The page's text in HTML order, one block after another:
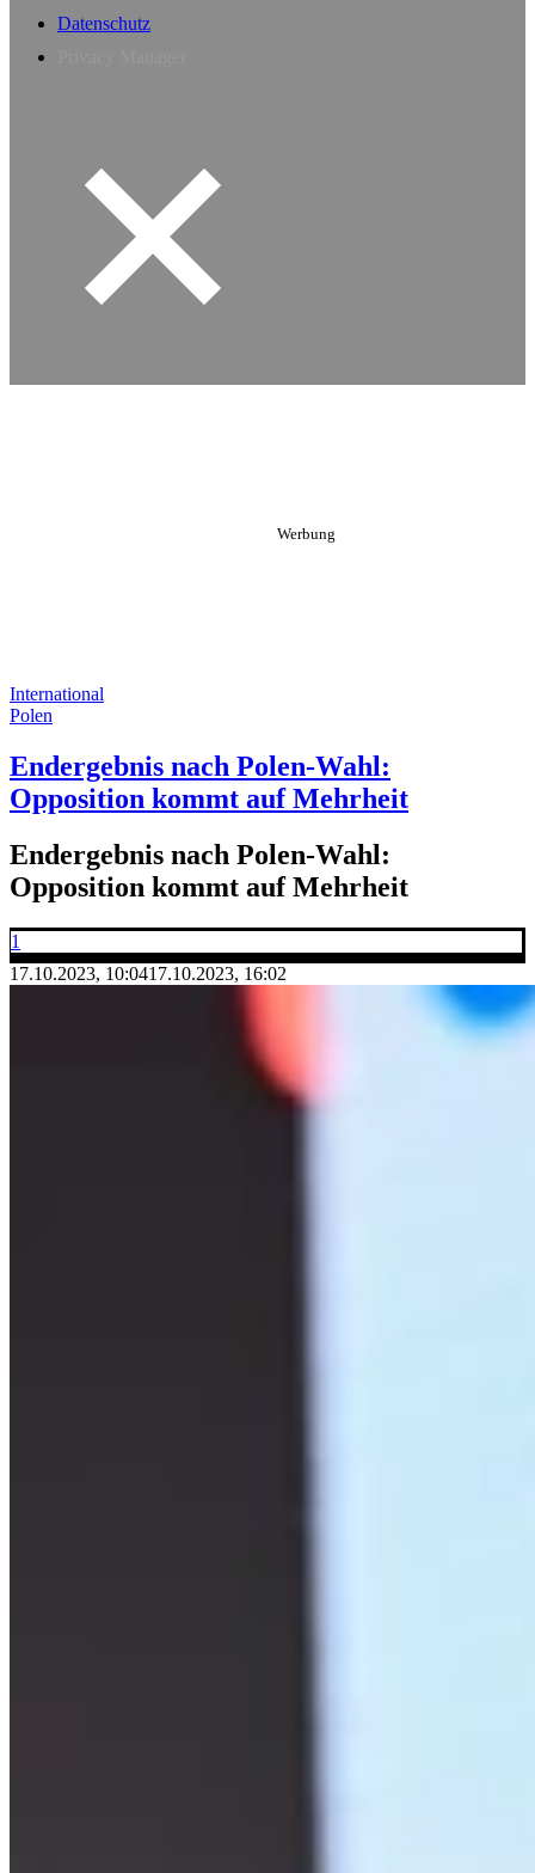
Datenschutz
International
Polen
Endergebnis nach Polen-Wahl:
Opposition kommt auf Mehrheit
Endergebnis nach Polen-Wahl:
Opposition kommt auf Mehrheit
1
17.10.2023, 10:0417.10.2023, 16:02